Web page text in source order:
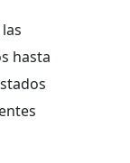
hasta